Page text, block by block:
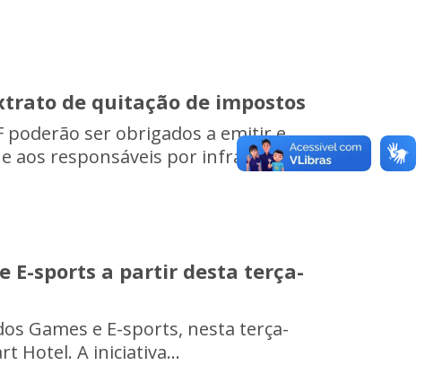
de quitação de impostos
poderão ser obrigados a emitir e
aos responsáveis por infraç...
E-sports a partir desta terça-
Games e E-sports, nesta terça-
Hotel. A iniciativa...